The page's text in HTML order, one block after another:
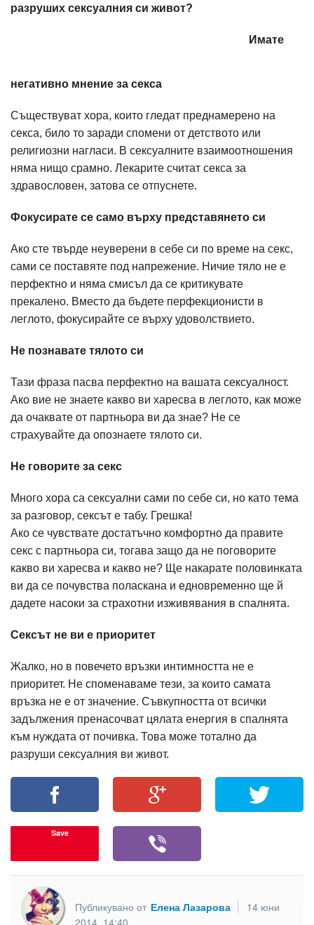
разруших сексуалния си живот?
Имате
негативно мнение за секса
Съществуват хора, които гледат преднамерено на
секса, било то заради спомени от детството или
религиозни нагласи. В сексуалните взаимоотношения
няма нищо срамно. Лекарите считат секса за
здравословен, затова се отпуснете.
Фокусирате се само върху представянето си
Ако сте твърде неуверени в себе си по време на секс,
сами се поставяте под напрежение. Ничие тяло не е
перфектно и няма смисъл да се критикувате
прекалено. Вместо да бъдете перфекционисти в
леглото, фокусирайте се върху удоволствието.
Не познавате тялото си
Тази фраза пасва перфектно на вашата сексуалност.
Ако вие не знаете какво ви харесва в леглото, как може
да очаквате от партньора ви да знае? Не се
страхувайте да опознаете тялото си.
Не говорите за секс
Много хора са сексуални сами по себе си, но като тема
за разговор, сексът е табу. Грешка!
Ако се чувствате достатъчно комфортно да правите
секс с партньора си, тогава защо да не поговорите
какво ви харесва и какво не? Ще накарате половинката
ви да се почувства поласкана и едновременно ще й
дадете насоки за страхотни изживявания в спалнята.
Сексът не ви е приоритет
Жалко, но в повечето връзки интимността не е
приоритет. Не споменаваме тези, за които самата
връзка не е от значение. Съвкупността от всички
задължения пренасочват цялата енергия в спалнята
към нуждата от почивка. Това може тотално да
разруши сексуалния ви живот.
Save
Публикувано от Елена Лазарова
14 юни
2014, 14:40